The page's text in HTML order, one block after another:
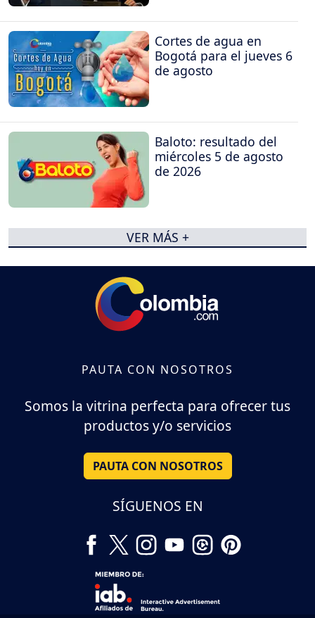
Cortes de agua en
Bogotá para el jueves 6
de agosto
Baloto: resultado del
miércoles 5 de agosto
de 2026
VER MÁS +
PAUTA CON NOSOTROS
Somos la vitrina perfecta para ofrecer tus
productos y/o servicios
PAUTA CON NOSOTROS
SÍGUENOS EN